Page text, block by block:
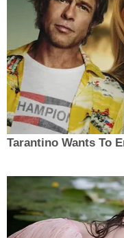
Tarantino Wants To